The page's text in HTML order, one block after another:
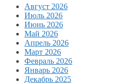
Август 2026
Июль 2026
Июнь 2026
Май 2026
Апрель 2026
Март 2026
Февраль 2026
Январь 2026
Декабрь 2025